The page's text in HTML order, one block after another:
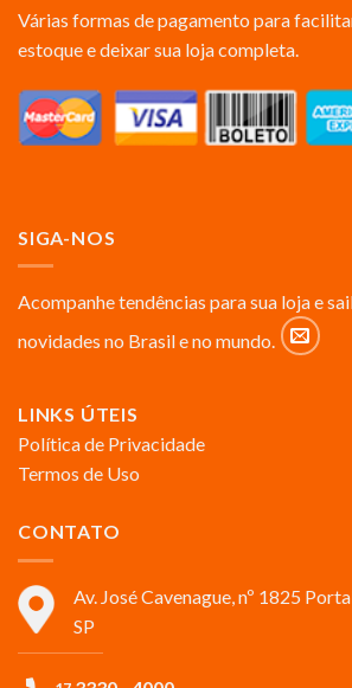
Várias formas de pagamento para
estoque e deixar sua loja completa.
SIGA-NOS
Acompanhe tendências para sua loja e
novidades no Brasil e no mundo.
LINKS ÚTEIS
Política de Privacidade
Termos de Uso
CONTATO
Av. José Cavenague, nº 1825
SP